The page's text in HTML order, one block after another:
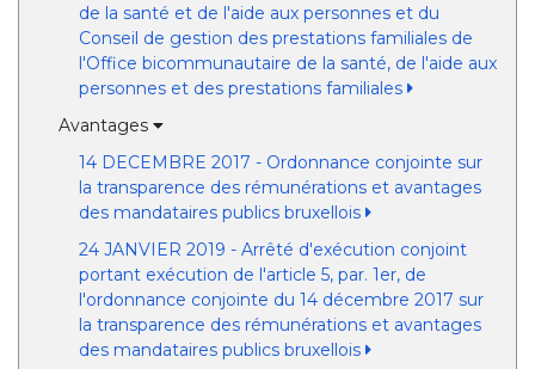
de la santé et de l'aide aux personnes et du
Conseil de gestion des prestations familiales de
l'Office bicommunautaire de la santé, de l'aide aux
personnes et des prestations familiales
Avantages
14 DECEMBRE 2017 - Ordonnance conjointe sur
la transparence des rémunérations et avantages
des mandataires publics bruxellois
24 JANVIER 2019 - Arrêté d'exécution conjoint
portant exécution de l'article 5, par. 1er, de
l'ordonnance conjointe du 14 décembre 2017 sur
la transparence des rémunérations et avantages
des mandataires publics bruxellois